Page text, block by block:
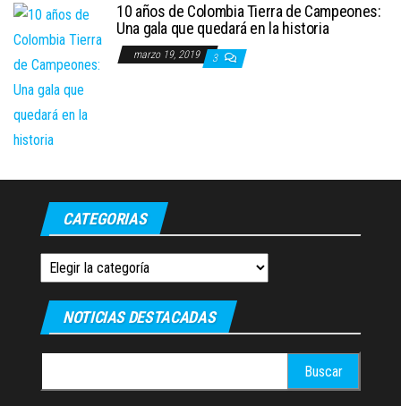
10 años de Colombia Tierra de Campeones:
Una gala que quedará en la historia
marzo 19, 2019 3
CATEGORIAS
Categorias
NOTICIAS DESTACADAS